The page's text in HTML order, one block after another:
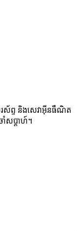
ស័ព្ទ និងសេវាអ៊ីនធឺណិត
ាំសប្តាហ៍។